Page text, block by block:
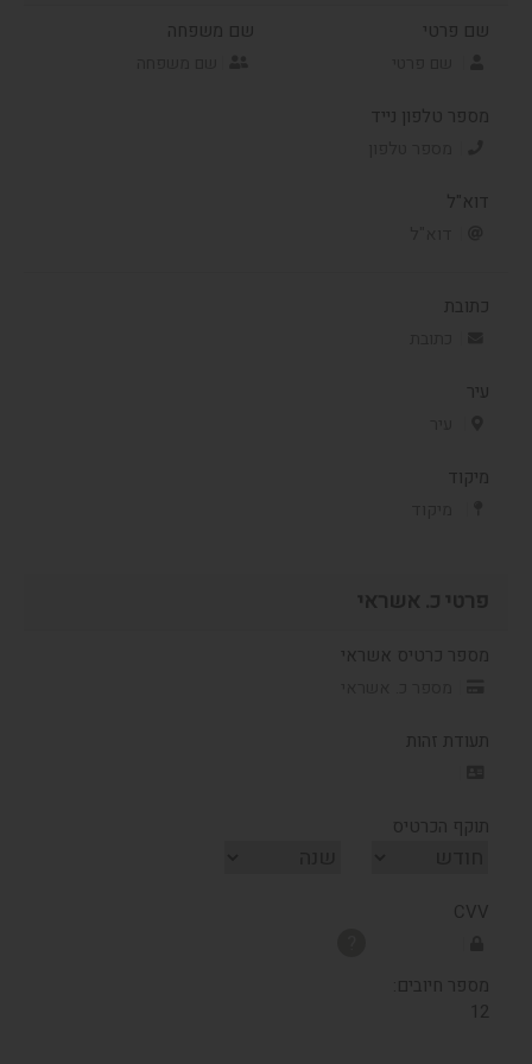
שם פרטי שם משפחה
מספר טלפון נייד
דוא"ל
כתובת
עיר
מיקוד
מספר כרטיס אשראי
תעודת זהות
תוקף הכרטיס
CVV
מספר חיובים:
12